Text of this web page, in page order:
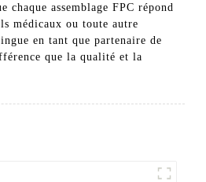
assemblage FPC répond
médicaux ou toute autre
en tant que partenaire de
que la qualité et la